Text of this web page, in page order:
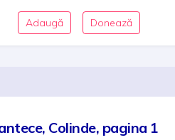
Adaugă Donează
Colinde, pagina 1